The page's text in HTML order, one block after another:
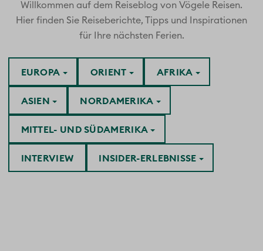
Willkommen auf dem Reiseblog von Vögele Reisen.
Hier finden Sie Reiseberichte, Tipps und Inspirationen
für Ihre nächsten Ferien.
AFRIKA
ASIEN
EUROPA
INSIDER-ERLEBNISSE
INTERVIEW
MITTEL- UND SÜDAMERIKA
NORDAMERIKA
ORIENT